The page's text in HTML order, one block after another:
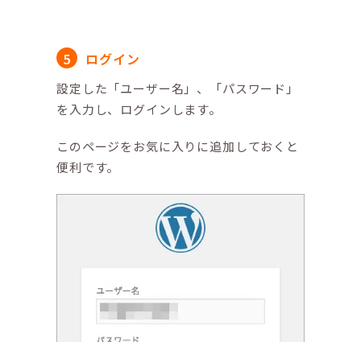
ログイン
設定した「ユーザー名」、「パスワード」
を入力し、ログインします。
このページをお気に入りに追加しておくと
便利です。